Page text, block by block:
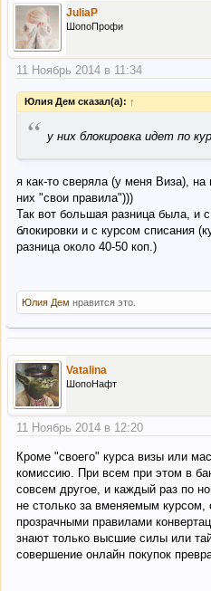
JuliaP
ШопоПрофи
11 Ноябрь 2014 в 11:34
Юлия Дем сказал(а): ↑
“ у них блокировка идет по
я как-то сверяла (у меня Виза), на
них "свои правила")))
Так вот большая разница была, и
блокировки и с курсом списания
разница около 40-50 коп.)
Юлия Дем нравится это.
Vatalina
ШопоНафт
11 Ноябрь 2014 в 12:20
Кроме "своего" курса визы или
комиссию. При всем при этом в
совсем другое, и каждый раз по
не столько за вменяемым курсом,
прозрачными правилами
знают только высшие силы или
совершение онлайн покупок